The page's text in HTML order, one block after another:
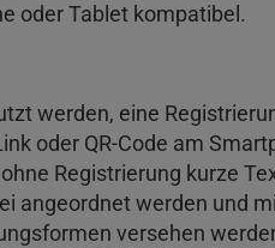
oder Tablet kompatibel.
werden, eine
oder QR-Code am
Registrierung kurze
angeordnet werden und
versehen